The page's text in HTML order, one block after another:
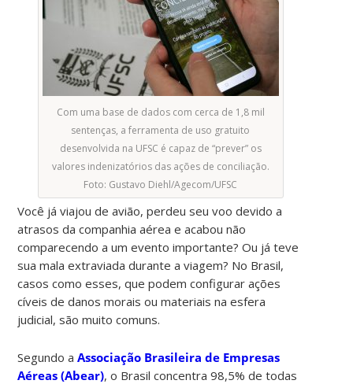
Com uma base de dados com cerca de 1,8 mil
sentenças, a ferramenta de uso gratuito
desenvolvida na UFSC é capaz de “prever” os
valores indenizatórios das ações de conciliação.
Foto: Gustavo Diehl/Agecom/UFSC
Você já viajou de avião, perdeu seu voo devido a
atrasos da companhia aérea e acabou não
comparecendo a um evento importante? Ou já teve
sua mala extraviada durante a viagem? No Brasil,
casos como esses, que podem configurar ações
cíveis de danos morais ou materiais na esfera
judicial, são muito comuns.
Segundo aAssociação Brasileira de Empresas
Aéreas (Abear), o Brasil concentra 98,5% de todas